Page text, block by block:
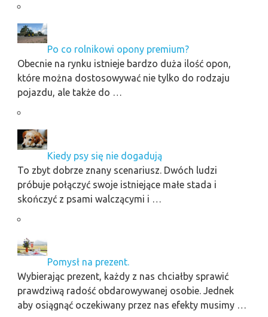
Po co rolnikowi opony premium?
Obecnie na rynku istnieje bardzo duża ilość opon,
które można dostosowywać nie tylko do rodzaju
pojazdu, ale także do …
Kiedy psy się nie dogadują
To zbyt dobrze znany scenariusz. Dwóch ludzi
próbuje połączyć swoje istniejące małe stada i
skończyć z psami walczącymi i …
Pomysł na prezent.
Wybierając prezent, każdy z nas chciałby sprawić
prawdziwą radość obdarowywanej osobie. Jednek
aby osiągnąć oczekiwany przez nas efekty musimy …